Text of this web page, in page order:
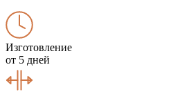
Изготовление
от 5 дней